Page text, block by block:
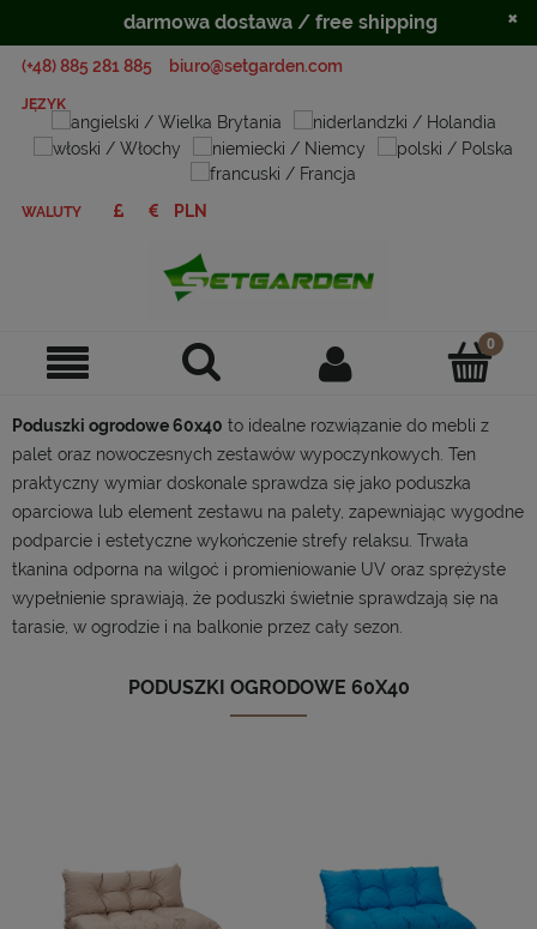
(+48) 885 281 885 biuro@setgarden.com
JĘZYK
WALUTY
Poduszki ogrodowe 60x40 to idealne rozwiązanie do mebli z
palet oraz nowoczesnych zestawów wypoczynkowych. Ten
praktyczny wymiar doskonale sprawdza się jako poduszka
oparciowa lub element zestawu na palety, zapewniając wygodne
podparcie i estetyczne wykończenie strefy relaksu. Trwała
tkanina odporna na wilgoć i promieniowanie UV oraz sprężyste
wypełnienie sprawiają, że poduszki świetnie sprawdzają się na
tarasie, w ogrodzie i na balkonie przez cały sezon.
PODUSZKI OGRODOWE 60X40
darmowa dostawa / free shipping ×